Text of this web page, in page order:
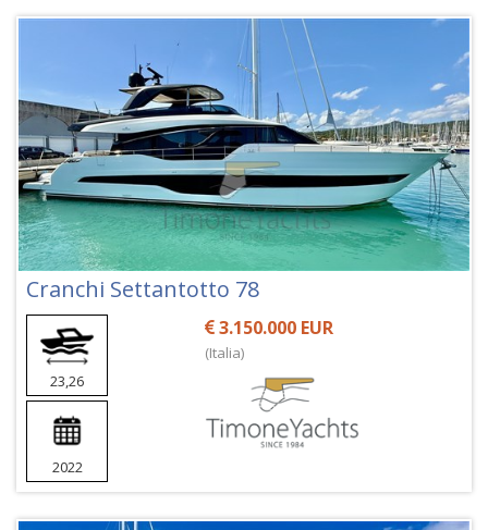
Cranchi Settantotto 78
23,26
2022
3.150.000 EUR
(Italia)